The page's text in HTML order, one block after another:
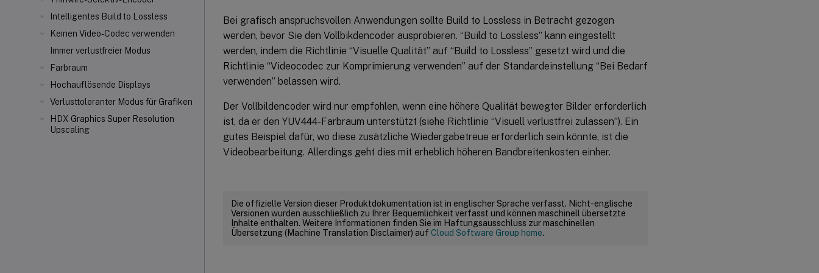
Intelligentes Build to Lossless
Keinen Video-Codec verwenden
Immer verlustfreier Modus
Farbraum
Hochauflösende Displays
Verlusttoleranter Modus für Grafiken
HDX Graphics Super Resolution
Upscaling
Bei grafisch anspruchsvollen Anwendungen sollte Build to Lossless in Betracht gezogen
werden, bevor Sie den Vollbikdencoder ausprobieren. “Build to Lossless” kann eingestellt
werden, indem die Richtlinie “Visuelle Qualität” auf “Build to Lossless” gesetzt wird und die
Richtlinie “Videocodec zur Komprimierung verwenden” auf der Standardeinstellung “Bei Bedarf
verwenden” belassen wird.
Der Vollbildencoder wird nur empfohlen, wenn eine höhere Qualität bewegter Bilder erforderlich
ist, da er den YUV444-Farbraum unterstützt (siehe Richtlinie “Visuell verlustfrei zulassen”). Ein
gutes Beispiel dafür, wo diese zusätzliche Wiedergabetreue erforderlich sein könnte, ist die
Videobearbeitung. Allerdings geht dies mit erheblich höheren Bandbreitenkosten einher.
Die offizielle Version dieser Produktdokumentation ist in englischer Sprache verfasst. Nicht-englische
Versionen wurden ausschließlich zu Ihrer Bequemlichkeit verfasst und können maschinell übersetzte
Inhalte enthalten. Weitere Informationen finden Sie im Haftungsausschluss zur maschinellen
Übersetzung (Machine Translation Disclaimer) auf Cloud Software Group home.